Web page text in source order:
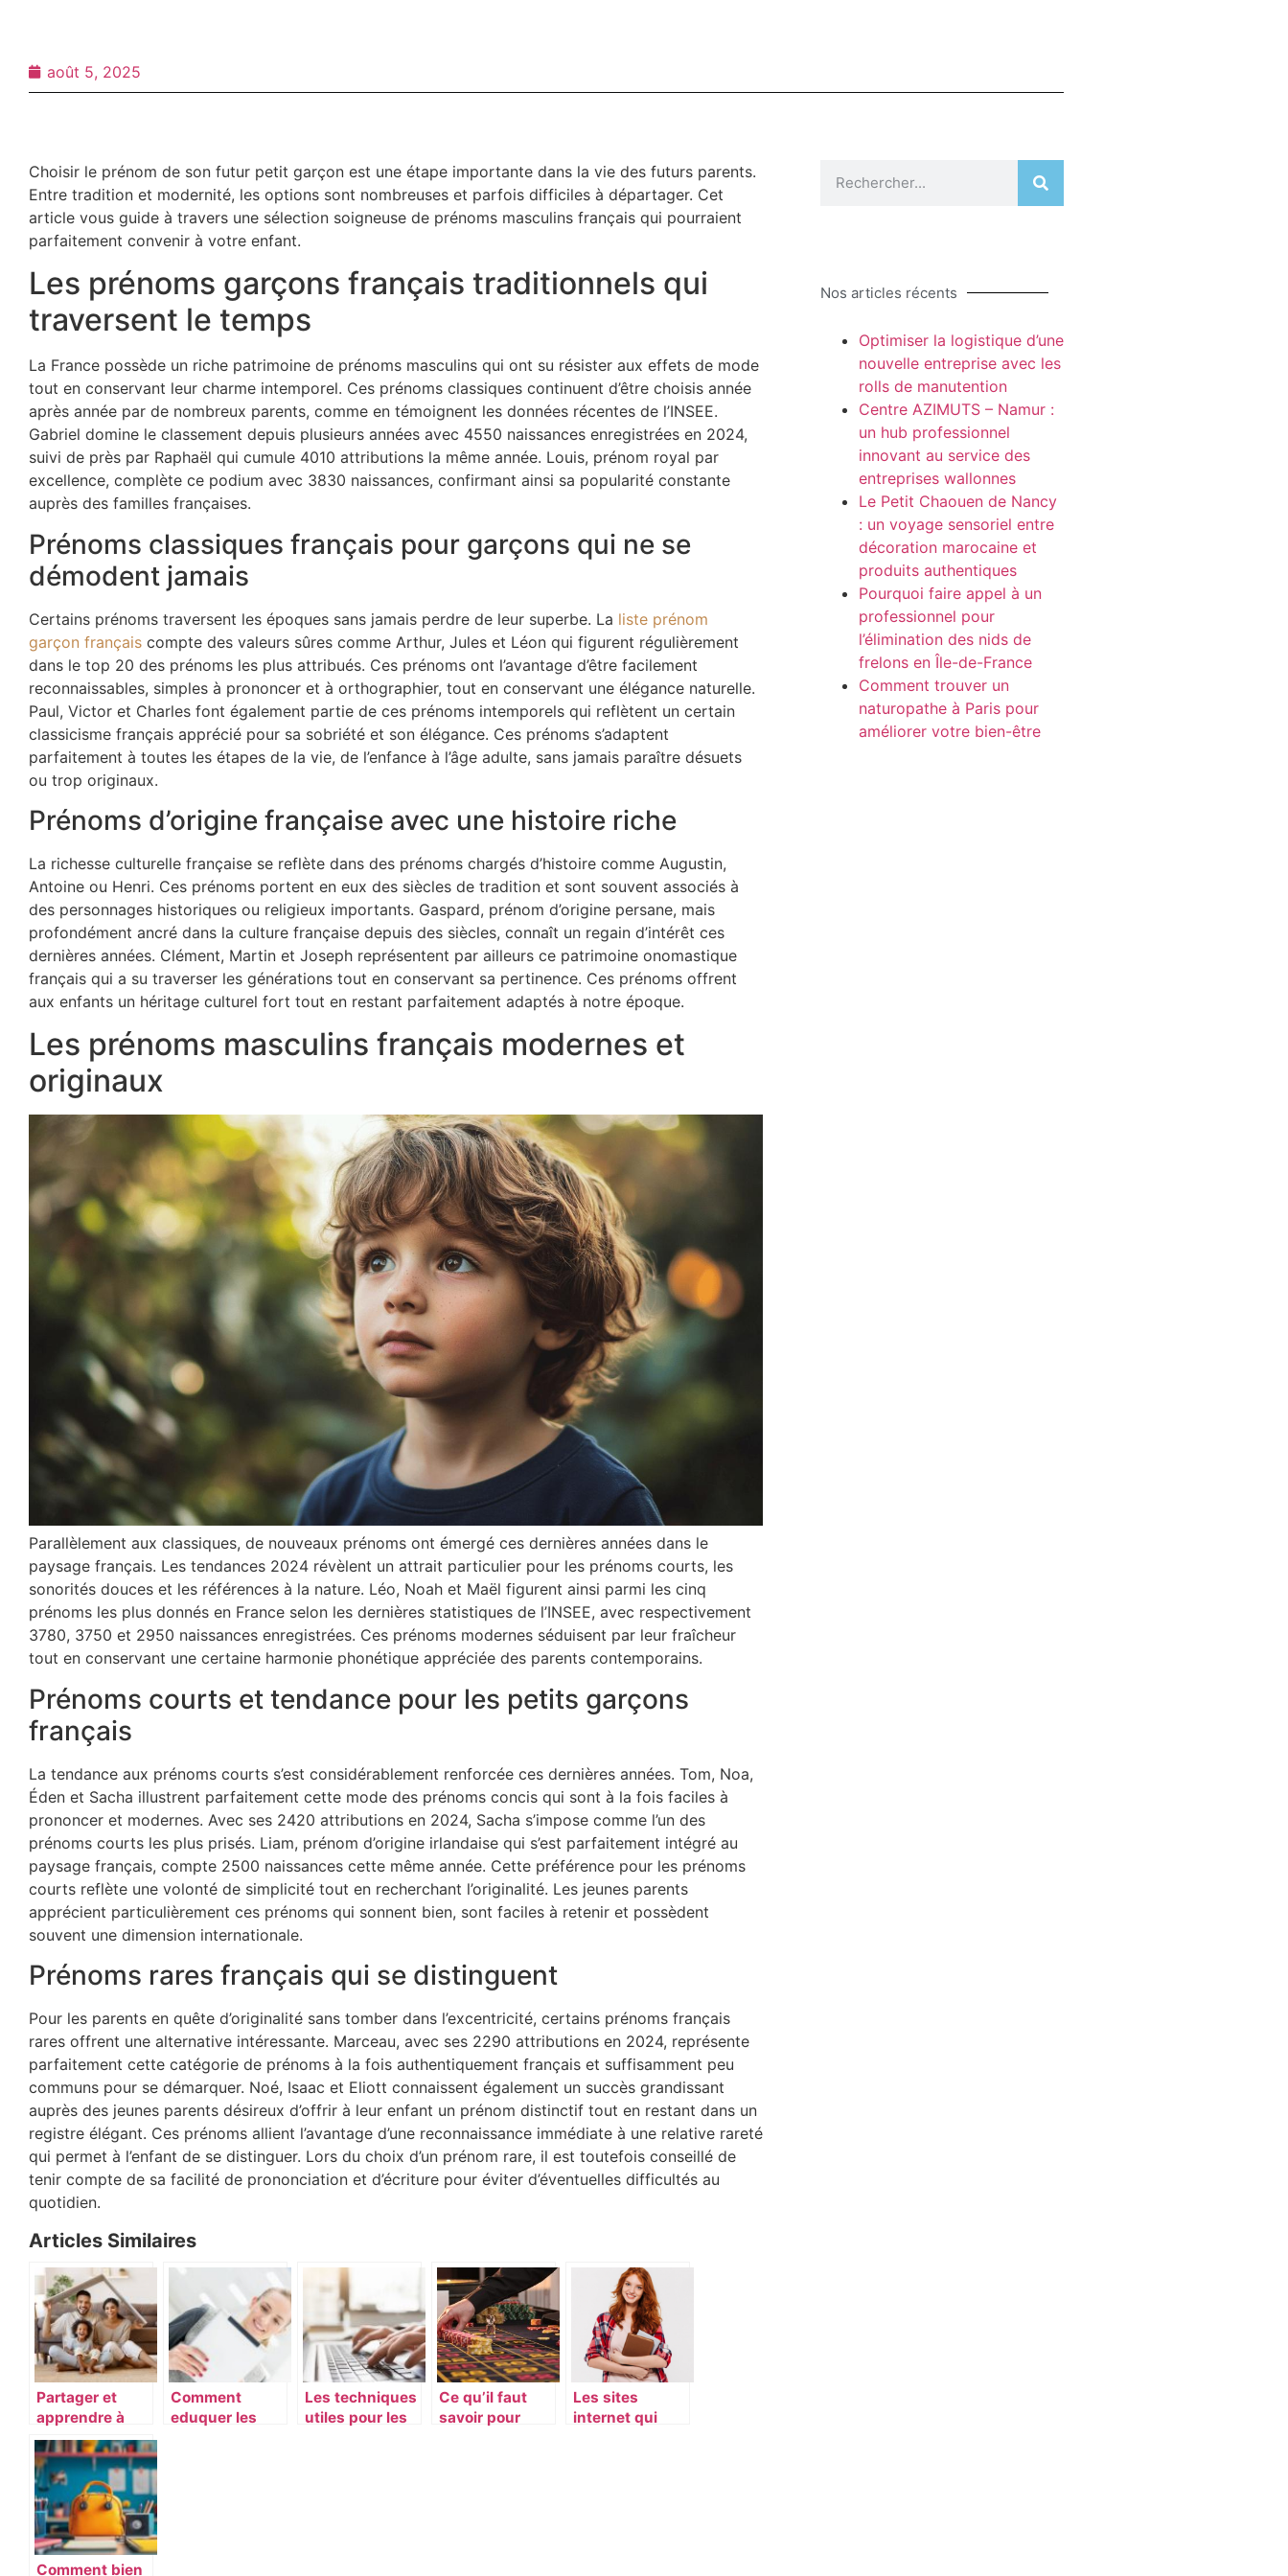
août 5, 2025
Choisir le prénom de son futur petit garçon est une étape importante dans la vie des futurs parents.
Entre tradition et modernité, les options sont nombreuses et parfois difficiles à départager. Cet
article vous guide à travers une sélection soigneuse de prénoms masculins français qui pourraient
parfaitement convenir à votre enfant.
Les prénoms garçons français traditionnels qui
traversent le temps
La France possède un riche patrimoine de prénoms masculins qui ont su résister aux effets de mode
tout en conservant leur charme intemporel. Ces prénoms classiques continuent d’être choisis année
après année par de nombreux parents, comme en témoignent les données récentes de l’INSEE.
Gabriel domine le classement depuis plusieurs années avec 4550 naissances enregistrées en 2024,
suivi de près par Raphaël qui cumule 4010 attributions la même année. Louis, prénom royal par
excellence, complète ce podium avec 3830 naissances, confirmant ainsi sa popularité constante
auprès des familles françaises.
Prénoms classiques français pour garçons qui ne se
démodent jamais
Certains prénoms traversent les époques sans jamais perdre de leur superbe. La liste prénom
garçon français compte des valeurs sûres comme Arthur, Jules et Léon qui figurent régulièrement
dans le top 20 des prénoms les plus attribués. Ces prénoms ont l’avantage d’être facilement
reconnaissables, simples à prononcer et à orthographier, tout en conservant une élégance naturelle.
Paul, Victor et Charles font également partie de ces prénoms intemporels qui reflètent un certain
classicisme français apprécié pour sa sobriété et son élégance. Ces prénoms s’adaptent
parfaitement à toutes les étapes de la vie, de l’enfance à l’âge adulte, sans jamais paraître désuets
ou trop originaux.
Prénoms d’origine française avec une histoire riche
La richesse culturelle française se reflète dans des prénoms chargés d’histoire comme Augustin,
Antoine ou Henri. Ces prénoms portent en eux des siècles de tradition et sont souvent associés à
des personnages historiques ou religieux importants. Gaspard, prénom d’origine persane, mais
profondément ancré dans la culture française depuis des siècles, connaît un regain d’intérêt ces
dernières années. Clément, Martin et Joseph représentent par ailleurs ce patrimoine onomastique
français qui a su traverser les générations tout en conservant sa pertinence. Ces prénoms offrent
aux enfants un héritage culturel fort tout en restant parfaitement adaptés à notre époque.
Les prénoms masculins français modernes et
originaux
Parallèlement aux classiques, de nouveaux prénoms ont émergé ces dernières années dans le
paysage français. Les tendances 2024 révèlent un attrait particulier pour les prénoms courts, les
sonorités douces et les références à la nature. Léo, Noah et Maël figurent ainsi parmi les cinq
prénoms les plus donnés en France selon les dernières statistiques de l’INSEE, avec respectivement
3780, 3750 et 2950 naissances enregistrées. Ces prénoms modernes séduisent par leur fraîcheur
tout en conservant une certaine harmonie phonétique appréciée des parents contemporains.
Prénoms courts et tendance pour les petits garçons
français
La tendance aux prénoms courts s’est considérablement renforcée ces dernières années. Tom, Noa,
Éden et Sacha illustrent parfaitement cette mode des prénoms concis qui sont à la fois faciles à
prononcer et modernes. Avec ses 2420 attributions en 2024, Sacha s’impose comme l’un des
prénoms courts les plus prisés. Liam, prénom d’origine irlandaise qui s’est parfaitement intégré au
paysage français, compte 2500 naissances cette même année. Cette préférence pour les prénoms
courts reflète une volonté de simplicité tout en recherchant l’originalité. Les jeunes parents
apprécient particulièrement ces prénoms qui sonnent bien, sont faciles à retenir et possèdent
souvent une dimension internationale.
Prénoms rares français qui se distinguent
Pour les parents en quête d’originalité sans tomber dans l’excentricité, certains prénoms français
rares offrent une alternative intéressante. Marceau, avec ses 2290 attributions en 2024, représente
parfaitement cette catégorie de prénoms à la fois authentiquement français et suffisamment peu
communs pour se démarquer. Noé, Isaac et Eliott connaissent également un succès grandissant
auprès des jeunes parents désireux d’offrir à leur enfant un prénom distinctif tout en restant dans un
registre élégant. Ces prénoms allient l’avantage d’une reconnaissance immédiate à une relative rareté
qui permet à l’enfant de se distinguer. Lors du choix d’un prénom rare, il est toutefois conseillé de
tenir compte de sa facilité de prononciation et d’écriture pour éviter d’éventuelles difficultés au
quotidien.
Articles Similaires
Partager et
apprendre à
partager au
sein de la
famille pour
bien
communiquer
Comment
eduquer les
Les techniques
utiles pour les
Ce qu’il faut
savoir pour
Les sites
internet qui
Comment bien
Nos articles récents
Optimiser la logistique d’une
nouvelle entreprise avec les
rolls de manutention
Centre AZIMUTS – Namur :
un hub professionnel
innovant au service des
entreprises wallonnes
Le Petit Chaouen de Nancy
: un voyage sensoriel entre
décoration marocaine et
produits authentiques
Pourquoi faire appel à un
professionnel pour
l’élimination des nids de
frelons en Île-de-France
Comment trouver un
naturopathe à Paris pour
améliorer votre bien-être